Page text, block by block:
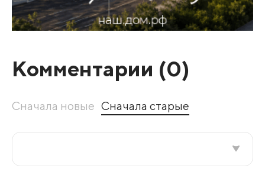
Комментарии (0)
Сначала новые Сначала старые